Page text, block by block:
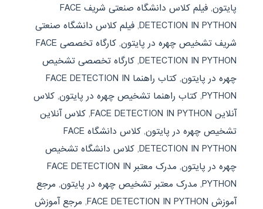
پایتون,
فیلم کلاس دانشگاه صنعتی شریف FACE
DETECTION IN PYTHON
, فیلم کلاس دانشگاه صنعتی
شریف تشخیص چهره در پایتون,
کارگاه تخصصی FACE
DETECTION IN PYTHON
, کارگاه تخصصی تشخیص
چهره در پایتون,
کتاب راهنما FACE DETECTION IN
PYTHON
, کتاب راهنما تشخیص چهره در پایتون, کلاس
آنلاین FACE DETECTION IN PYTHON
, کلاس آنلاین
تشخیص چهره در پایتون,
کلاس دانشگاه FACE
DETECTION IN PYTHON
, کلاس دانشگاه تشخیص
چهره در پایتون,
مدرک معتبر FACE DETECTION IN
PYTHON
, مدرک معتبر تشخیص چهره در پایتون, مرجع
آموزش FACE DETECTION IN PYTHON
, مرجع آموزش